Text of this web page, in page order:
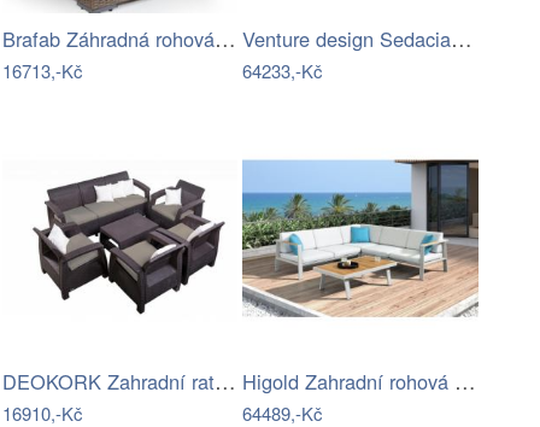
Brafab Záhradná rohová súprava ASHFIELD…
16713,-Kč
Venture design Sedacia rohová súprava…
64233,-Kč
DEOKORK Zahradní ratanová sestava…
16910,-Kč
Higold Zahradní rohová sestava HIGOLD…
64489,-Kč